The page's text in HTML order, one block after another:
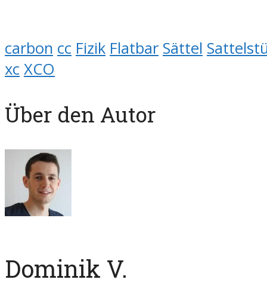
carbon cc Fizik Flatbar Sättel
xc XCO
Über den Autor
Dominik V.